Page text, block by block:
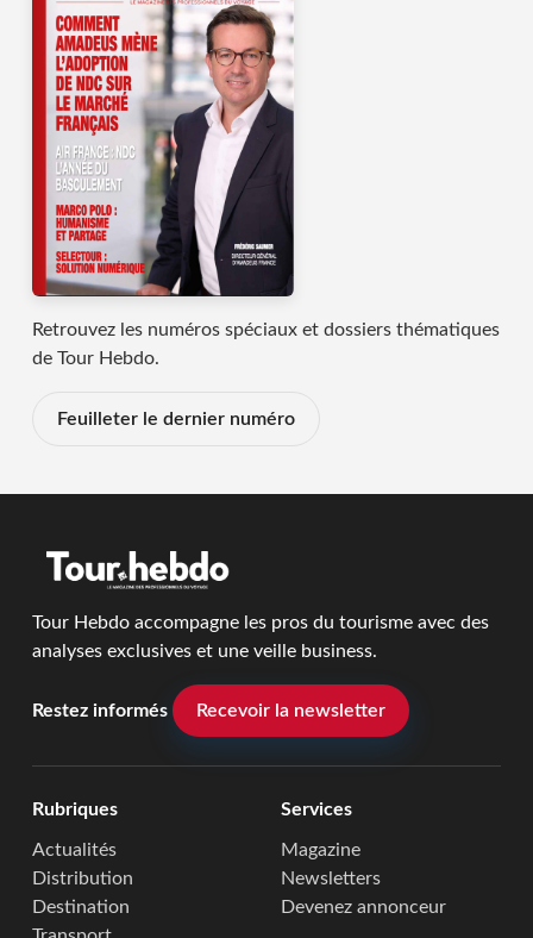
Retrouvez les numéros spéciaux et dossiers thématiques
de Tour Hebdo.
Feuilleter le dernier numéro
Tour Hebdo accompagne les pros du tourisme avec des
analyses exclusives et une veille business.
Restez informés Recevoir la newsletter
Rubriques
Actualités
Distribution
Destination
Services
Magazine
Newsletters
Devenez annonceur